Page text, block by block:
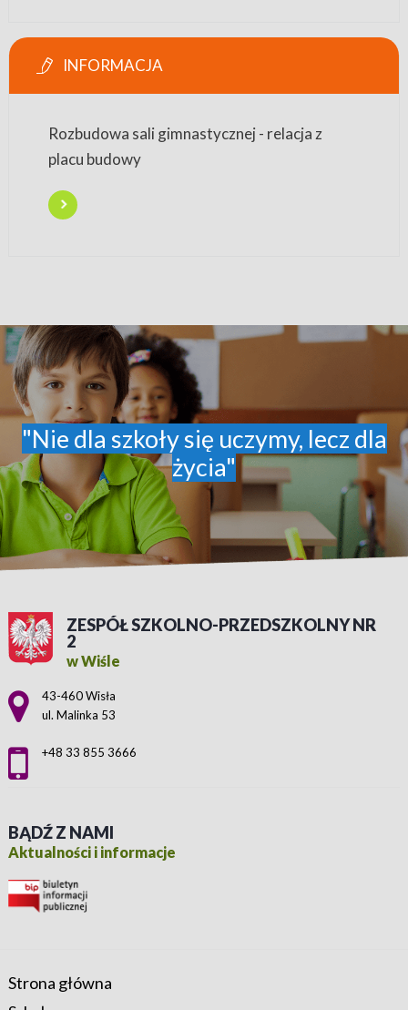
INFORMACJA
Rozbudowa sali gimnastycznej - relacja z
placu budowy
"Nie dla szkoły się uczymy, lecz dla
życia"
ZESPÓŁ SZKOLNO-PRZEDSZKOLNY NR
2
w Wiśle
Adres pocztowy:
43-460 Wisła
ul. Malinka 53
+48 33 855 3666
BĄDŹ Z NAMI
Aktualności i informacje
Strona główna